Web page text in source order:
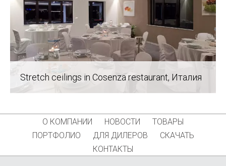
Stretch ceilings in Cosenza restaurant, Италия
О КОМПАНИИ НОВОСТИ
ТОВАРЫ
ПОРТФОЛИО
ДЛЯ ДИЛЕРОВ
СКАЧАТЬ
КОНТАКТЫ